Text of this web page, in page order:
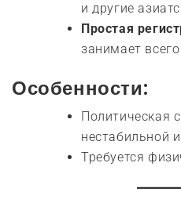
и другие
Простая
занимает
Особенности:
Политическая
нестабильной
Требуется